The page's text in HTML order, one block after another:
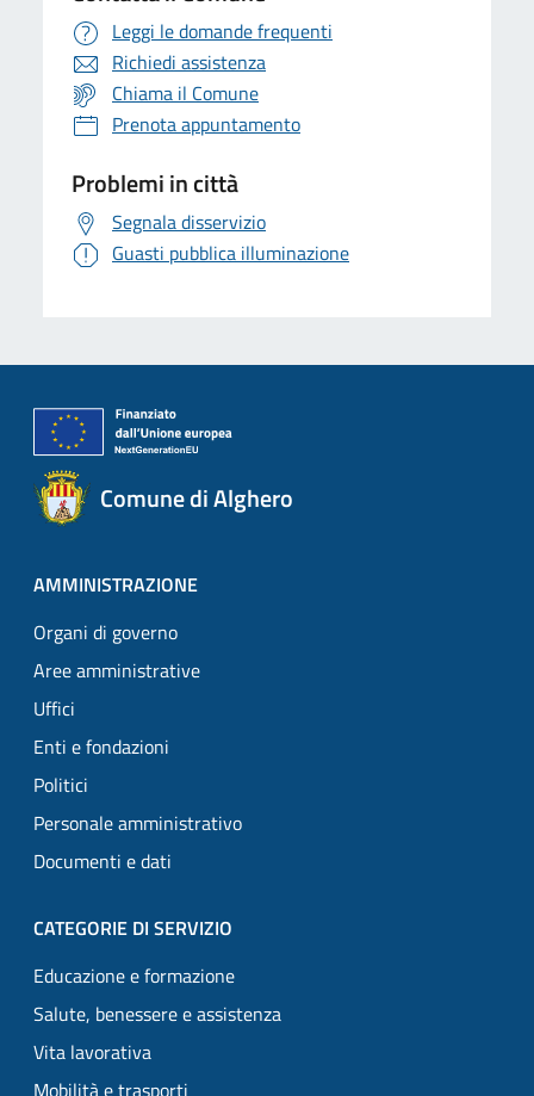
Leggi le domande frequenti
Richiedi assistenza
Chiama il Comune
Prenota appuntamento
Problemi in città
Segnala disservizio
Guasti pubblica illuminazione
Comune di Alghero
AMMINISTRAZIONE
Organi di governo
Aree amministrative
Uffici
Enti e fondazioni
Politici
Personale amministrativo
Documenti e dati
CATEGORIE DI SERVIZIO
Educazione e formazione
Salute, benessere e assistenza
Vita lavorativa